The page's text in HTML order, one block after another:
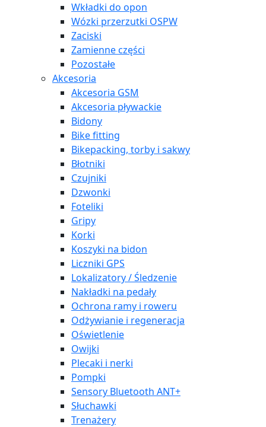
Wkładki do opon
Wózki przerzutki OSPW
Zaciski
Zamienne części
Pozostałe
Akcesoria
Akcesoria GSM
Akcesoria pływackie
Bidony
Bike fitting
Bikepacking, torby i sakwy
Błotniki
Czujniki
Dzwonki
Foteliki
Gripy
Korki
Koszyki na bidon
Liczniki GPS
Lokalizatory / Śledzenie
Nakładki na pedały
Ochrona ramy i roweru
Odżywianie i regeneracja
Oświetlenie
Owijki
Plecaki i nerki
Pompki
Sensory Bluetooth ANT+
Słuchawki
Trenażery